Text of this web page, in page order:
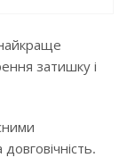
затишку і